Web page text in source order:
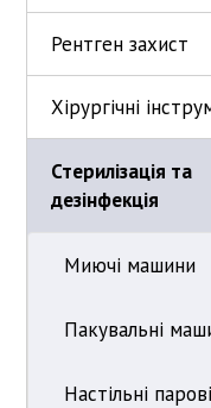
Рентген захист
Хірургічні
Стерилізація та
дезінфекція
Миючі машини
Пакувальні
Настільні парові